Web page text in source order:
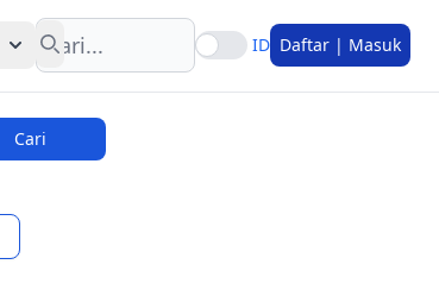
Search
ID Daftar | Masuk
Cari